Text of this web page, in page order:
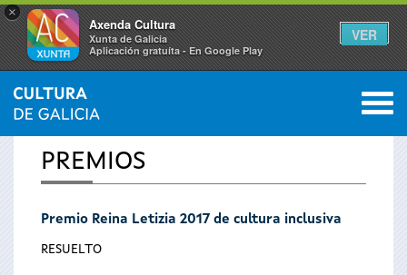
×
Axenda Cultura
Xunta de Galicia
Aplicación gratuíta - En Google Play
VER
Se
encuentra
usted
INICIO 0
PREMIOS
Premio Reina Letizia 2017 de cultura inclusiva
RESUELTO